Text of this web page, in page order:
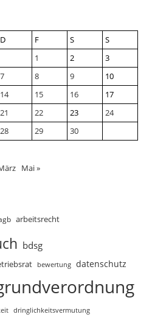
D F S
S
1
2
3
7 8 9
10
14 15 16
17
21 22 23
24
28 29 30
Mai »
arbeitsrecht
bdsg
bewertung datenschutz
dringlichkeitsvermutung